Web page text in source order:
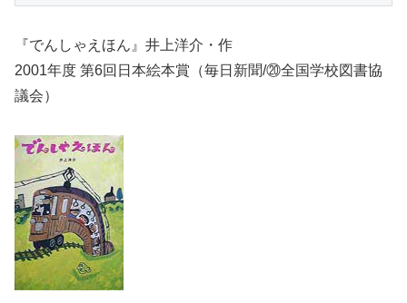
『でんしゃえほん』井上洋介・作
2001年度 第6回日本絵本賞（毎日新聞/⑳全国学校図書協
議会）